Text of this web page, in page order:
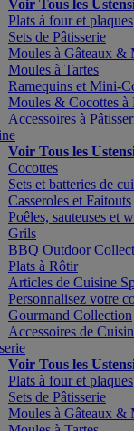
Voir Tous les
Plats à four et plaques
Sets de Pâtisserie
Moules à Gâteaux &
Moules à Tartes
Ramequins et Mini-
Moules & Cocottes à
Accessoires à
Voir Tous les
Cocottes
Sets et batteries de
Casseroles et Faitouts
Poêles, sauteuses et
Grils
BBQ Outdoor
Plats à Rôtir
Articles de Cuisine
Personnalisez votre
Gourmand Collection
Accessoires de
Voir Tous les
Plats à four et plaques
Sets de Pâtisserie
Moules à Gâteaux &